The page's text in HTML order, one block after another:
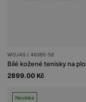
WOJAS / 46385-59
2899.00 Kč
Novinka